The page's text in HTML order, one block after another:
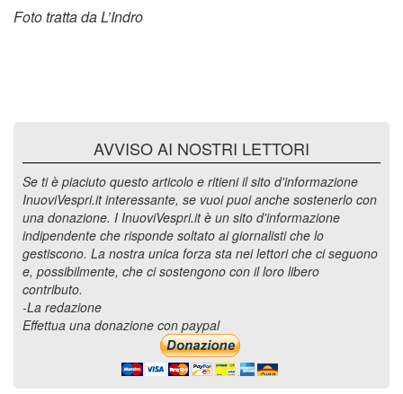
Foto tratta da L’Indro
AVVISO AI NOSTRI LETTORI
Se ti è piaciuto questo articolo e ritieni il sito d'informazione
InuoviVespri.it interessante, se vuoi puoi anche sostenerlo con
una donazione. I InuoviVespri.it è un sito d'informazione
indipendente che risponde soltato ai giornalisti che lo
gestiscono. La nostra unica forza sta nei lettori che ci seguono
e, possibilmente, che ci sostengono con il loro libero
contributo.
-La redazione
Effettua una donazione con paypal